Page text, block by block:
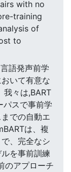
with no
training
of
to
語発声前学
いて有意な
我々は,BART
パスで事前学
での自動エ
は、複
、完全なシ
を事前訓練
のアプローチ